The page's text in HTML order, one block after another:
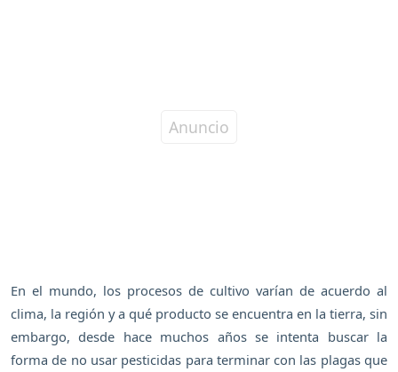
En el mundo, los procesos de cultivo varían de acuerdo al
clima, la región y a qué producto se encuentra en la tierra, sin
embargo, desde hace muchos años se intenta buscar la
forma de no usar pesticidas para terminar con las plagas que